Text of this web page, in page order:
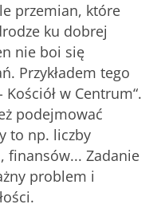
przemian, które
ku dobrej
nie boi się
Przykładem tego
w Centrum“.
podejmować
to np. liczby
finansów... Zadanie
problem i